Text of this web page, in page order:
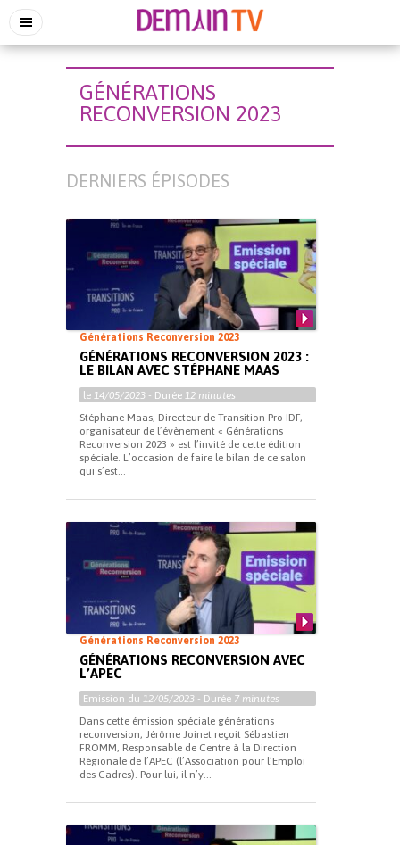
GÉNÉRATIONS
RECONVERSION 2023
DERNIERS ÉPISODES
Générations Reconversion 2023
GÉNÉRATIONS RECONVERSION 2023 :
LE BILAN AVEC STÉPHANE MAAS
le 14/05/2023 - Durée 12 minutes
Stéphane Maas, Directeur de Transition Pro IDF,
organisateur de l’évènement « Générations
Reconversion 2023 » est l’invité de cette édition
spéciale. L’occasion de faire le bilan de ce salon
qui s’est...
Générations Reconversion 2023
GÉNÉRATIONS RECONVERSION AVEC
L’APEC
Emission du 12/05/2023 - Durée 7 minutes
Dans cette émission spéciale générations
reconversion, Jérôme Joinet reçoit Sébastien
FROMM, Responsable de Centre à la Direction
Régionale de l’APEC (l’Association pour l’Emploi
des Cadres). Pour lui, il n’y...